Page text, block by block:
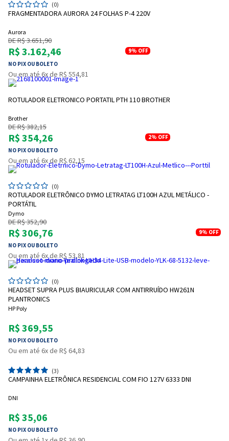
(0)
FRAGMENTADORA AURORA 24 FOLHAS P-4 220V
Aurora
DE R$ 3.651,90
R$ 3.162,46
NO PIX OU BOLETO
9% OFF
Ou em até 6x de R$ 554,81
ROTULADOR ELETRONICO PORTATIL PTH 110 BROTHER
Brother
DE R$ 382,15
R$ 354,26
NO PIX OU BOLETO
2% OFF
Ou em até 6x de R$ 62,15
(0)
ROTULADOR ELETRÔNICO DYMO LETRATAG LT100H AZUL METÁLICO -
PORTÁTIL
Dymo
DE R$ 352,90
R$ 306,76
NO PIX OU BOLETO
9% OFF
Ou em até 6x de R$ 53,81
(0)
HEADSET SUPRA PLUS BIAURICULAR COM ANTIRRUÍDO HW261N
PLANTRONICS
HP Poly
R$ 369,55
NO PIX OU BOLETO
Ou em até 6x de R$ 64,83
(3)
CAMPAINHA ELETRÔNICA RESIDENCIAL COM FIO 127V 6333 DNI
DNI
R$ 35,06
NO PIX OU BOLETO